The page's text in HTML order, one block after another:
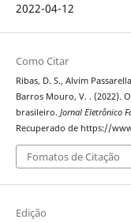
2022-04-12
Como Citar
Ribas, D. S., Alvim
Barros Mouro, V. . (2022).
brasileiro. Jornal Eletrônico
Recuperado de https://
Fomatos de Citação
Edição